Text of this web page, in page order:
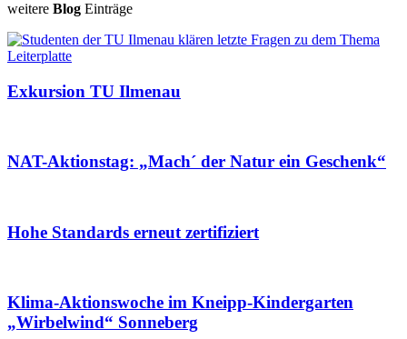
weitere Blog Einträge
Exkursion TU Ilmenau
NAT-Aktionstag: „Mach´ der Natur ein Geschenk“
Hohe Standards erneut zertifiziert
Klima-Aktionswoche im Kneipp-Kindergarten
„Wirbelwind“ Sonneberg